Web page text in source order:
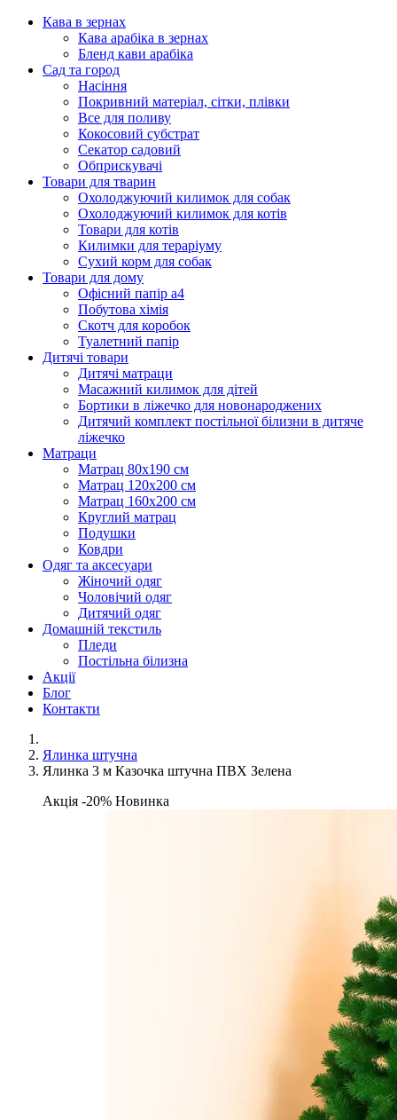
Кава в зернах
Кава арабіка в зернах
Бленд кави арабіка
Сад та город
Насіння
Покривний матеріал, сітки, плівки
Все для поливу
Кокосовий субстрат
Секатор садовий
Обприскувачі
Товари для тварин
Охолоджуючий килимок для собак
Охолоджуючий килимок для котів
Товари для котів
Килимки для тераріуму
Сухий корм для собак
Товари для дому
Офісний папір а4
Побутова хімія
Скотч для коробок
Туалетний папір
Дитячі товари
Дитячі матраци
Масажний килимок для дітей
Бортики в ліжечко для новонароджених
Дитячий комплект постільної білизни в дитяче
ліжечко
Матраци
Матрац 80х190 см
Матрац 120х200 см
Матрац 160х200 см
Круглий матрац
Подушки
Ковдри
Одяг та аксесуари
Жіночий одяг
Чоловічий одяг
Дитячий одяг
Домашній текстиль
Пледи
Постільна білизна
Акції
Блог
Контакти
Ялинка штучна
Ялинка 3 м Казочка штучна ПВХ Зелена
Акція -20% Новинка